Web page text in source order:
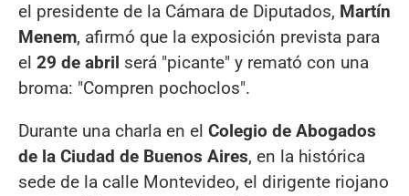
el presidente de la Cámara de Diputados, Martín
Menem, afirmó que la exposición prevista para
el 29 de abril será "picante" y remató con una
broma: "Compren pochoclos".
Durante una charla en el Colegio de Abogados
de la Ciudad de Buenos Aires, en la histórica
sede de la calle Montevideo, el dirigente riojano